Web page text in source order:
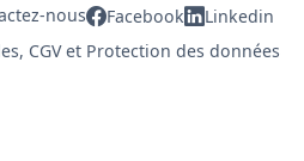
nous Facebook
Linkedin
CGV et Protection des données